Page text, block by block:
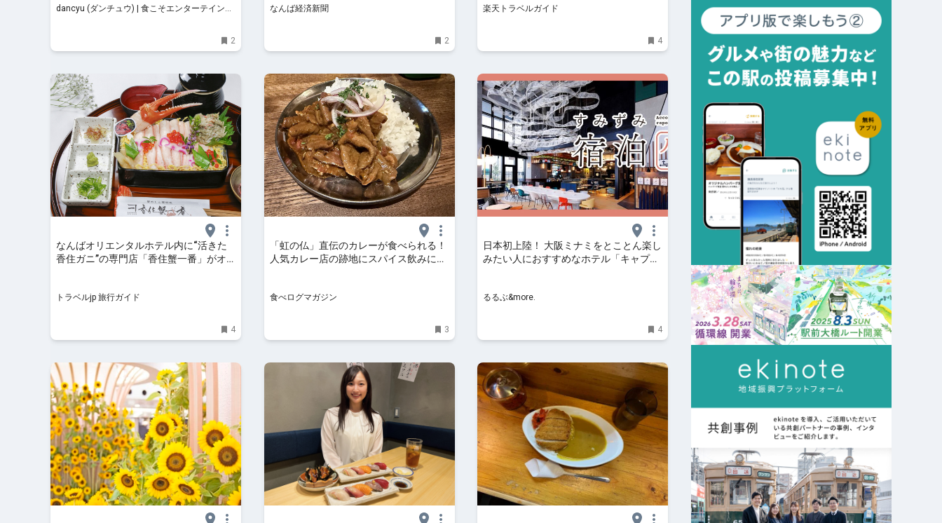
ント！
dancyu (ダンチュウ) | 食こそエンターテインメ
2
なんば経済新聞
2
楽天トラベルガイド
4
なんばオリエンタルホテル内に“活きた
香住ガニ”の専門店「香住蟹一番」がオ
トラベルjp 旅行ガイド
4
「虹の仏」直伝のカレーが食べられる！
人気カレー店の跡地にスパイス飲みに最
食べログマガジン
3
日本初上陸！ 大阪ミナミをとことん楽し
みたい人におすすめなホテル「キャプシ
るるぶ&more.
4